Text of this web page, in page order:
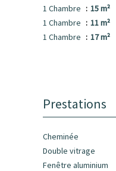
1 Chambre
15 m²
1 Chambre
11 m²
1 Chambre
17 m²
Prestations
Cheminée
Double vitrage
Fenêtre aluminium